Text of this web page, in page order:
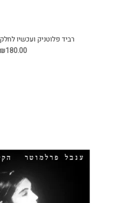
רביד פלוטניק ועכשיו
₪180.00